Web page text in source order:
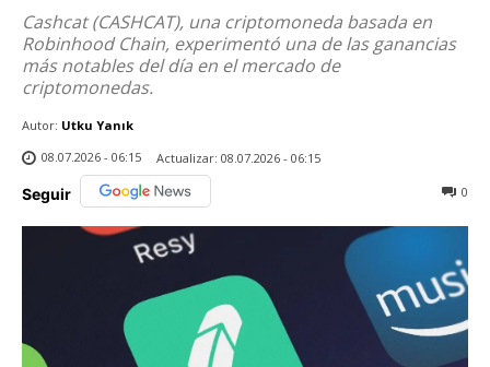
Cashcat (CASHCAT), una criptomoneda basada en
Robinhood Chain, experimentó una de las ganancias
más notables del día en el mercado de
criptomonedas.
Autor: Utku Yanık
08.07.2026 - 06:15
Actualizar: 08.07.2026 - 06:15
Seguir 0